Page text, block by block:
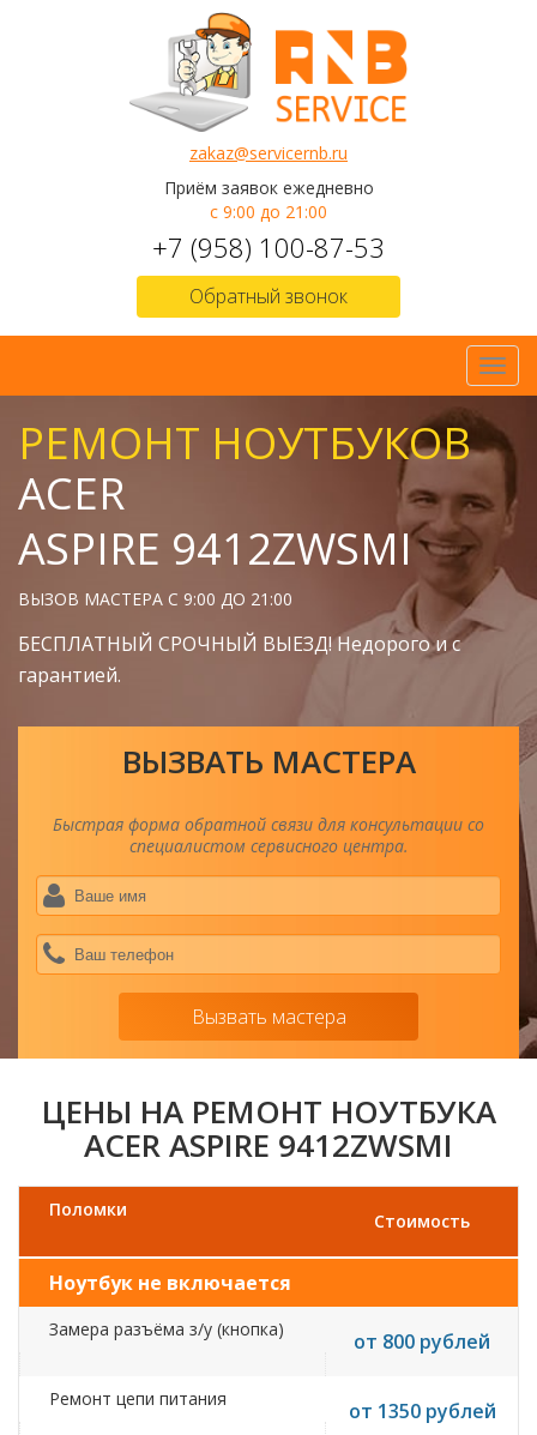
zakaz@servicernb.ru
Приём заявок ежедневно
с 9:00 до 21:00
+7 (958) 100-87-53
Обратный звонок
РЕМОНТ НОУТБУКОВ
ACER
ASPIRE 9412ZWSMI
ВЫЗОВ МАСТЕРА С 9:00 ДО 21:00
БЕСПЛАТНЫЙ СРОЧНЫЙ ВЫЕЗД! Недорого и с
гарантией.
ВЫЗВАТЬ МАСТЕРА
Быстрая форма обратной связи для консультации со
специалистом сервисного центра.
имя
Вызвать мастера
ЦЕНЫ НА РЕМОНТ НОУТБУКА
ACER ASPIRE 9412ZWSMI
Поломки
Стоимость
Ноутбук не включается
Замера разъёма з/у (кнопка) от 800 рублей
Ремонт цепи питания от 1350 рублей